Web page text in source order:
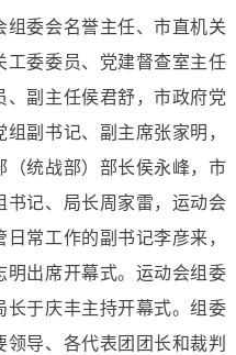
委会名誉主任、市直机关
工委委员、党建督查室主任
副主任侯君舒，市政府党
副书记、副主席张家明，
（统战部）部长侯永峰，市
书记、局长周家雷，运动会
常工作的副书记李彦来，
明出席开幕式。运动会组委
长于庆丰主持开幕式。组委
导、各代表团团长和裁判